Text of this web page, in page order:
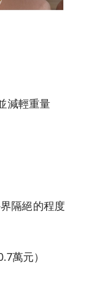
減輕重量
隔絕的程度
萬元）